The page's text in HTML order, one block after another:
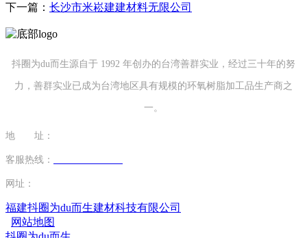
下一篇： 长沙市米崧建建材料无限公司
抖圈为du而生源自于 1992 年创办的台湾善群实业，经过三十年的努
力，善群实业已成为台湾地区具有规模的环氧树脂加工品生产商之
一。
地 址：
客服热线：
网址：
福建抖圈为du而生建材科技有限公司
网站地图